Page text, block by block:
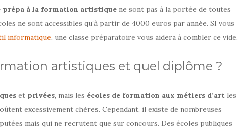
prépa à la formation artistique ne sont pas à la portée de toutes
ne sont accessibles qu’à partir de 4000 euros par année. SI vous
informatique, une classe préparatoire vous aidera à combler ce vide.
artistiques et quel diplôme ?
et privées, mais les écoles de formation aux métiers d’art les
excessivement chères. Cependant, il existe de nombreuses
mais qui ne recrutent que sur concours. Des écoles publiques